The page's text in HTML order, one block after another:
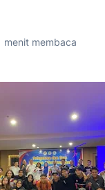
menit membaca